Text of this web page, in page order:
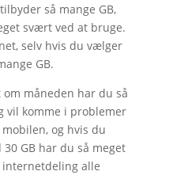
så mange GB,
svært ved at bruge.
selv hvis du vælger
GB.
måneden har du så
vil komme i problemer
og hvis du
GB har du så meget
alle